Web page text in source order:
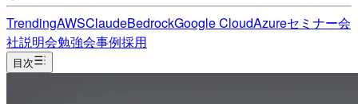
TrendingAWSClaudeBedrockGoogle CloudAzureセミナー会
社説明会勉強会事例採用
目次